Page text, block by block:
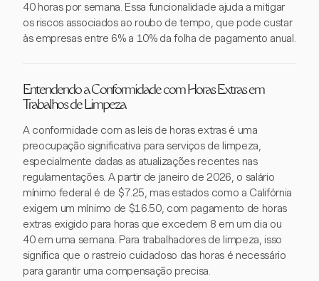
40 horas por semana. Essa funcionalidade ajuda a mitigar
os riscos associados ao roubo de tempo, que pode custar
às empresas entre 6% a 10% da folha de pagamento anual.
Entendendo a Conformidade com Horas Extras em
Trabalhos de Limpeza
A conformidade com as leis de horas extras é uma
preocupação significativa para serviços de limpeza,
especialmente dadas as atualizações recentes nas
regulamentações. A partir de janeiro de 2026, o salário
mínimo federal é de $7.25, mas estados como a Califórnia
exigem um mínimo de $16.50, com pagamento de horas
extras exigido para horas que excedem 8 em um dia ou
40 em uma semana. Para trabalhadores de limpeza, isso
significa que o rastreio cuidadoso das horas é necessário
para garantir uma compensação precisa.